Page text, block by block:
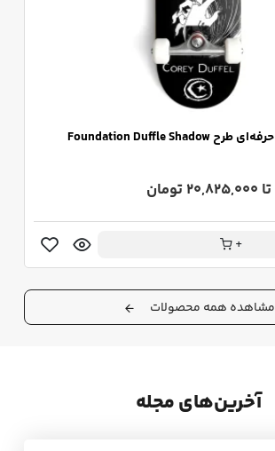
اسکیت‌برد کامل حرفه‌ای طرح Foundation Duffle Shadow
+
مشاهده همه محصولات
آخرین‌های مجله